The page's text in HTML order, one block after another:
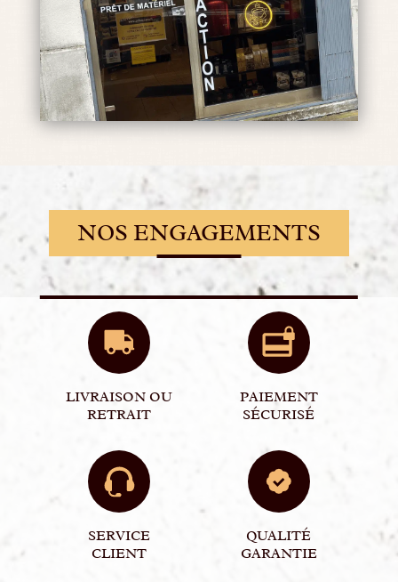
NOS ENGAGEMENTS
LIVRAISON OU
RETRAIT
PAIEMENT
SÉCURISÉ
SERVICE
CLIENT
QUALITÉ
GARANTIE